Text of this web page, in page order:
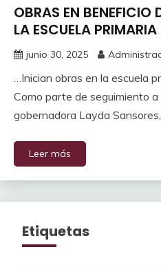
OBRAS EN BENEFICIO
LA ESCUELA
junio 30, 2025
…Inician obras en la escuela
Como parte de seguimiento
gobernadora Layda
Leer más
Etiquetas